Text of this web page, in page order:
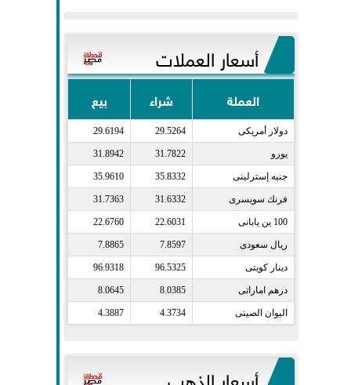
أسعار العملات
العملة شراء بيع
دولار أمريكى​ 29.5264
29.6194
يورو​ 31.7822
31.8942
جنيه إسترلينى​ 35.8332
35.9610
فرنك سويسرى​ 31.6332
31.7363
100 ين يابانى​ 22.6031
22.6760
ريال سعودى​ 7.8597
7.8865
دينار كويتى​ 96.5325
96.9318
درهم اماراتى​ 8.0385
8.0645
اليوان الصينى​ 4.3734
4.3887
أسعار الذهب